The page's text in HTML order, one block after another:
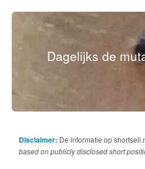
Dagelijks de
Disclaimer: De informatie op
based on publicly disclosed short